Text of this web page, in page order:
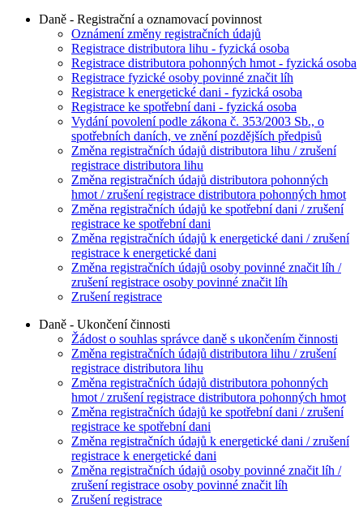
Daně - Registrační a oznamovací povinnost
Oznámení změny registračních údajů
Registrace distributora lihu - fyzická osoba
Registrace distributora pohonných hmot - fyzická osoba
Registrace fyzické osoby povinné značit líh
Registrace k energetické dani - fyzická osoba
Registrace ke spotřební dani - fyzická osoba
Vydání povolení podle zákona č. 353/2003 Sb., o
spotřebních daních, ve znění pozdějších předpisů
Změna registračních údajů distributora lihu / zrušení
registrace distributora lihu
Změna registračních údajů distributora pohonných
hmot / zrušení registrace distributora pohonných hmot
Změna registračních údajů ke spotřební dani / zrušení
registrace ke spotřební dani
Změna registračních údajů k energetické dani / zrušení
registrace k energetické dani
Změna registračních údajů osoby povinné značit líh /
zrušení registrace osoby povinné značit líh
Zrušení registrace
Daně - Ukončení činnosti
Žádost o souhlas správce daně s ukončením činnosti
Změna registračních údajů distributora lihu / zrušení
registrace distributora lihu
Změna registračních údajů distributora pohonných
hmot / zrušení registrace distributora pohonných hmot
Změna registračních údajů ke spotřební dani / zrušení
registrace ke spotřební dani
Změna registračních údajů k energetické dani / zrušení
registrace k energetické dani
Změna registračních údajů osoby povinné značit líh /
zrušení registrace osoby povinné značit líh
Zrušení registrace